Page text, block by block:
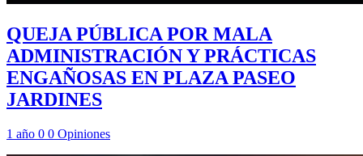
QUEJA PÚBLICA POR MALA
ADMINISTRACIÓN Y PRÁCTICAS
ENGAÑOSAS EN PLAZA PASEO
JARDINES
1 año 0 0 Opiniones